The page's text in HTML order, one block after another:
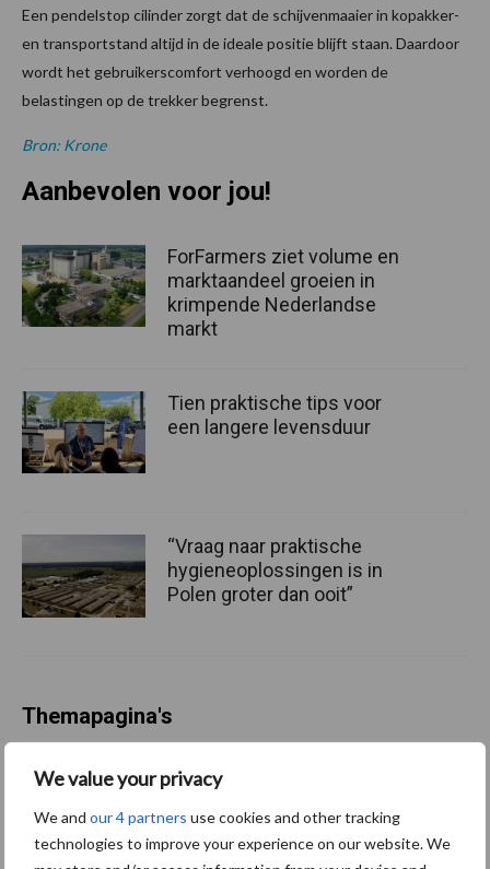
We value your privacy
We and our 4 partners use cookies and other tracking
technologies to improve your experience on our website. We
Een pendelstop cilinder zorgt dat de schijvenmaaier in kopakker-
en transportstand altijd in de ideale positie blijft staan. Daardoor
wordt het gebruikerscomfort verhoogd en worden de
belastingen op de trekker begrenst.
Bron: Krone
Aanbevolen voor jou!
ForFarmers ziet volume en
marktaandeel groeien in
krimpende Nederlandse
markt
Tien praktische tips voor
een langere levensduur
“Vraag naar praktische
hygieneoplossingen is in
Polen groter dan ooit”
Themapagina's
Diergezondheid Bemesting